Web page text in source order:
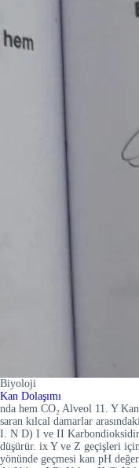
Biyoloji
Kan Dolaşımı
nda hem CO₂ Alveol 11. Y
saran kılcal damarlar
I. N D) I ve II Karbondioksidin
düşürür. ix Y ve Z geçişleri
yönünde geçmesi kan pH